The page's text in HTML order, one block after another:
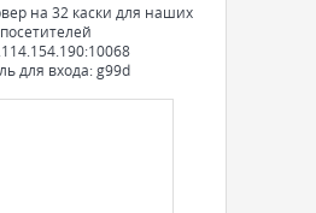
на 32 каски для наших
посетителей
для входа: g99d